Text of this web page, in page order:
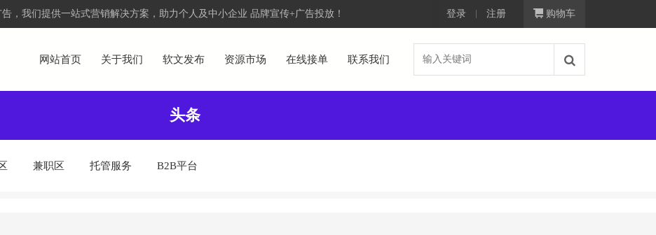
我们提供一站式营销解决方案，助力个人及中小企业 品牌宣传+广告投放！ 登录 注册 购物车
网站首页 关于我们 软文发布 资源市场 在线接单 联系我们
头条
兼职区 托管服务 B2B平台